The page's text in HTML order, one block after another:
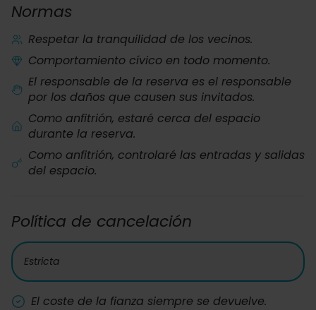
Normas
Respetar la tranquilidad de los vecinos.
Comportamiento cívico en todo momento.
El responsable de la reserva es el responsable
por los daños que causen sus invitados.
Como anfitrión, estaré cerca del espacio
durante la reserva.
Como anfitrión, controlaré las entradas y salidas
del espacio.
Política de cancelación
Estricta
El coste de la fianza siempre se devuelve.